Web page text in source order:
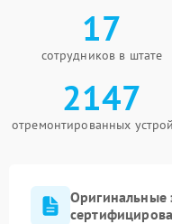
17
сотрудников в штате
2147
отремонтированных
Оригинальные